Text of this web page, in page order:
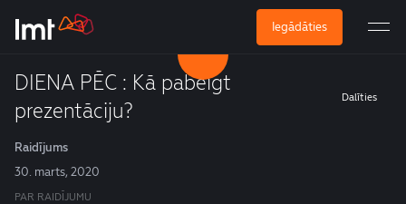
Iegādāties
DIENA PĒC : Kā pabeigt
prezentāciju?
Dalīties
Raidījums
30. marts, 2020
PAR RAIDĪJUMU